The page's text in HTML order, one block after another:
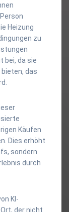
Heizung
zu
bei, da sie
das
Käufen
Dies erhöht
sondern
durch
KI-
der nicht